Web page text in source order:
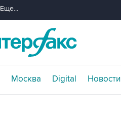
Еще...
Москва Digital Новости